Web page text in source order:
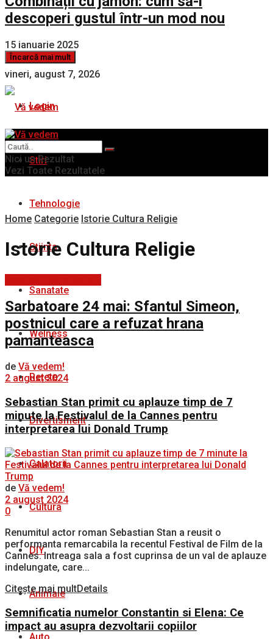
descoperi gustul într-un mod nou
15 ianuarie 2025
Încarcă mai mult
vineri, august 7, 2026
Login
Stiri
Tehnologie
Stiinta
Sanatate
Welness
Rețete
Divertisment
Calatorii
Cultura
DIY
Animale
Nici un Rezultat
Vezi Toate Rezultatele
Home Categorie Istorie Cultura Religie
Istorie Cultura Religie
Sarbatoare 24 mai: Sfantul Simeon,
postnicul care a refuzat hrana
pamanteasca
de Vă vedem!
2 august 2024
Sebastian Stan primit cu aplauze timp de 7
minute la Festivalul de la Cannes pentru
interpretarea lui Donald Trump
de Vă vedem!
2 august 2024
0
Renumitul actor roman Sebastian Stan a reusit o
performanta remarcabila la recentul Festival de Film de la
Cannes. Intreaga sala a fost cuprinsa de un val de aplauze
indelungate, care...
Citește mai multDetails
Semnificatia numelor Constantin si Elena: Ce
impact au asupra dezvoltarii copiilor